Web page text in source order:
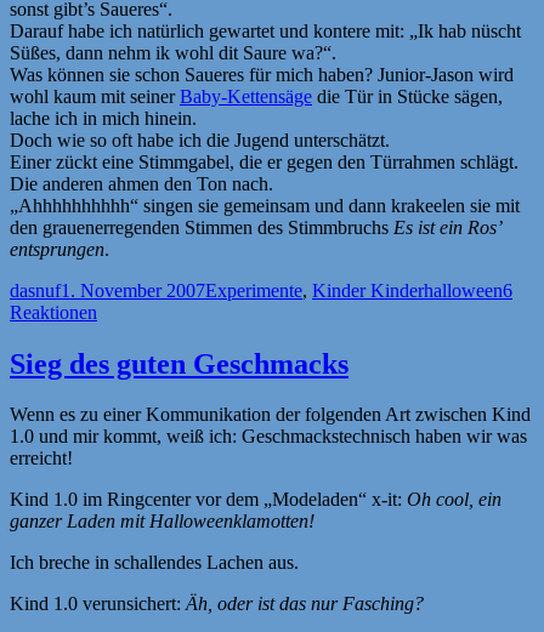
sonst gibt’s Saueres“.
Darauf habe ich natürlich gewartet und kontere mit: „Ik hab nüscht
Süßes, dann nehm ik wohl dit Saure wa?“.
Was können sie schon Saueres für mich haben? Junior-Jason wird
wohl kaum mit seinerBaby-Kettensäge die Tür in Stücke sägen,
lache ich in mich hinein.
Doch wie so oft habe ich die Jugend unterschätzt.
Einer zückt eine Stimmgabel, die er gegen den Türrahmen schlägt.
Die anderen ahmen den Ton nach.
„Ahhhhhhhhhh“ singen sie gemeinsam und dann krakeelen sie mit
den grauenerregenden Stimmen des Stimmbruchs Es ist ein Ros’
entsprungen.
Autor
dasnufVeröffentlicht
am
1. November 2007Kategorien
Experimente, Kinder KinderSchlagwörter
halloween6
Reaktionen
Sieg des guten Geschmacks
Wenn es zu einer Kommunikation der folgenden Art zwischen Kind
1.0 und mir kommt, weiß ich: Geschmackstechnisch haben wir was
erreicht!
Kind 1.0 im Ringcenter vor dem „Modeladen“ x-it: Oh cool, ein
ganzer Laden mit Halloweenklamotten!
Ich breche in schallendes Lachen aus.
Kind 1.0 verunsichert:Äh, oder ist das nur Fasching?